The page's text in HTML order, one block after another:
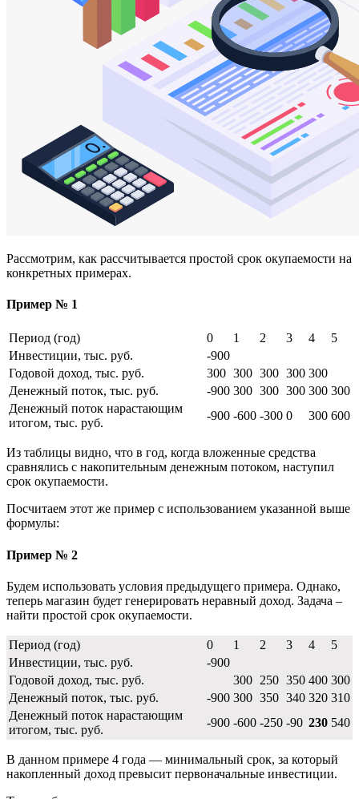
Рассмотрим, как рассчитывается простой срок окупаемости на
конкретных примерах.
Пример № 1
Период (год) 0 1 2 3 4
5
Инвестиции, тыс. руб.
-900
Годовой доход, тыс. руб.
300 300 300 300 300
Денежный поток, тыс. руб.
-900 300 300 300 300 300
Денежный поток нарастающим
итогом, тыс. руб.
-900 -600 -300 0 300 600
Из таблицы видно, что в год, когда вложенные средства
сравнялись с накопительным денежным потоком, наступил
срок окупаемости.
Посчитаем этот же пример с использованием указанной выше
формулы:
Пример № 2
Будем использовать условия предыдущего примера. Однако,
теперь магазин будет генерировать неравный доход. Задача –
найти простой срок окупаемости.
Период (год) 0 1 2 3 4
5
Инвестиции, тыс. руб.
-900
Годовой доход, тыс. руб.
300 250 350 400 300
Денежный поток, тыс. руб.
-900 300 350 340 320 310
Денежный поток нарастающим
итогом, тыс. руб.
-900 -600 -250 -90 230 540
В данном примере 4 года — минимальный срок, за который
накопленный доход превысит первоначальные инвестиции.